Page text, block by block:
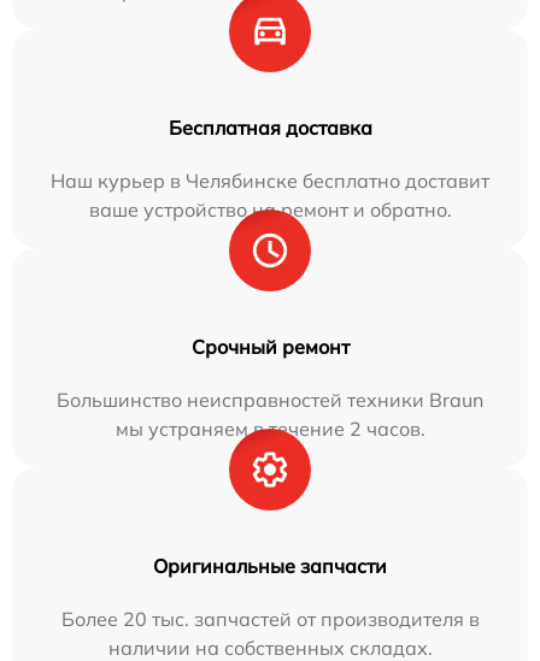
Бесплатная доставка
Наш курьер в Челябинске бесплатно доставит
ваше устройство на ремонт и обратно.
Срочный ремонт
Большинство неисправностей техники Braun
мы устраняем в течение 2 часов.
Оригинальные запчасти
Более 20 тыс. запчастей от производителя в
наличии на собственных складах.